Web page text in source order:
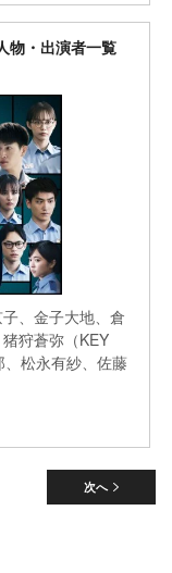
物・出演者一覧
、金子大地、倉
狩蒼弥（KEY
松永有紗、佐藤
次へ